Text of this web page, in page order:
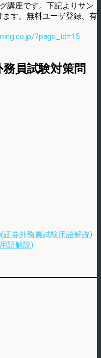
講座です。下記よりサン
す。無料ユーザ登録、有
?page_id=15
員試験対策問
証券外務員試験用語解説)
語解説)